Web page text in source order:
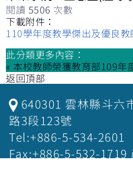
閱讀 5506 次數
下載附件：
110學年度教學傑出及優良
此分類更多內容：
« 本校教師榮獲教育部109年
返回頂部
640301 雲林縣斗六
路3段123號
Tel:+886-5-534-2601
Fax:+886-5-532-1719